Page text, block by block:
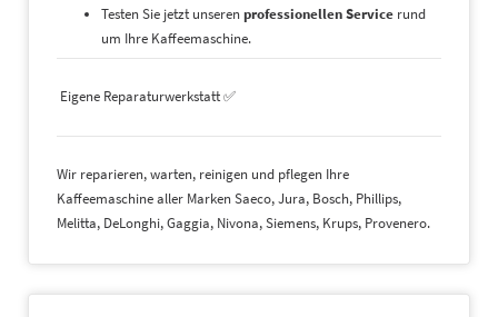
Testen Sie jetzt unserenprofessionellen Service rund
um Ihre Kaffeemaschine.
Eigene Reparaturwerkstatt ✅
Wir reparieren, warten, reinigen und pflegen Ihre
Kaffeemaschine aller Marken Saeco, Jura, Bosch, Phillips,
Melitta, DeLonghi, Gaggia, Nivona, Siemens, Krups, Provenero.